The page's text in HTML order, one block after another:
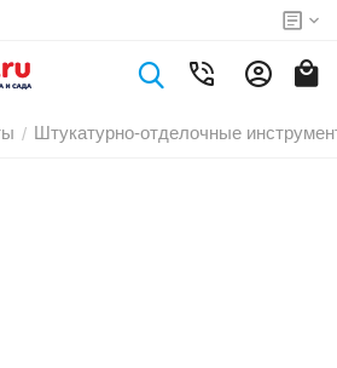
/ Штукатурно-отделочные